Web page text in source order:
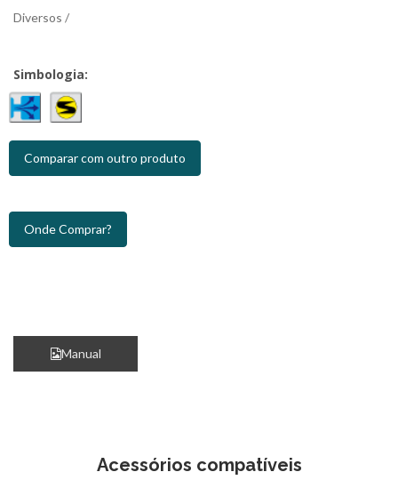
Diversos /
Simbologia:
Comparar com outro produto
Onde Comprar?
Manual
Acessórios compatíveis